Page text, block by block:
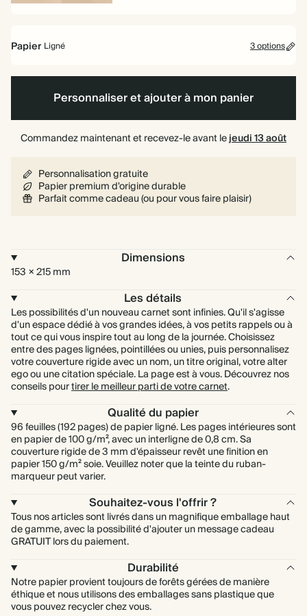
Reliure Couverture
Papier Ligné 3 options
LignéUniPointillé
Personnaliser et ajouter à mon panier
Commandez maintenant et recevez-le avant lejeudi 13 août
Personnalisation gratuite
Papier premium d'origine durable
Parfait comme cadeau (ou pour vous faire plaisir)
Dimensions
153 × 215 mm
Les détails
Les possibilités d'un nouveau carnet sont infinies. Qu'il s'agisse
d'un espace dédié à vos grandes idées, à vos petits rappels ou à
tout ce qui vous inspire tout au long de la journée. Choisissez
entre des pages lignées, pointillées ou unies, puis personnalisez
votre couverture rigide avec un nom, un titre original, votre alter
ego ou une citation spéciale. La page est à vous. Découvrez nos
conseils pourtirer le meilleur parti de votre carnet.
Qualité du papier
96 feuilles (192 pages) de papier ligné. Les pages intérieures sont
en papier de 100 g/m², avec un interligne de 0,8 cm. Sa
couverture rigide de 3 mm d'épaisseur revêt une finition en
papier 150 g/m² soie. Veuillez noter que la teinte du ruban-
marqueur peut varier.
Souhaitez-vous l'offrir ?
Tous nos articles sont livrés dans un magnifique emballage haut
de gamme, avec la possibilité d'ajouter un message cadeau
GRATUIT lors du paiement.
Durabilité
Notre papier provient toujours de forêts gérées de manière
éthique et nous utilisons des emballages sans plastique que
vous pouvez recycler chez vous.